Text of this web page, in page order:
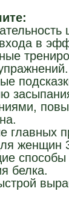
в
главных
женщин
способы
белка.